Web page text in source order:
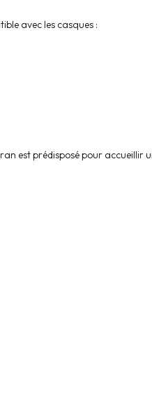
avec les casques :
est prédisposé pour